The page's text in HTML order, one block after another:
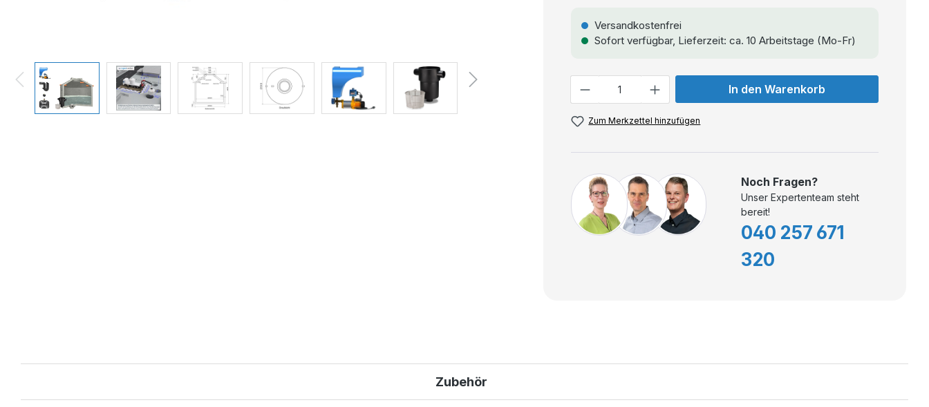
Versandkostenfrei
Sofort verfügbar, Lieferzeit: ca. 10 Arbeitstage (Mo-Fr)
In den Warenkorb
Zum Merkzettel hinzufügen
Noch Fragen?
Unser Expertenteam steht
bereit!
040 257 671
320
Zubehör